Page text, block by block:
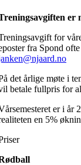
er
for
fra Spond
det årlige møte i
betale fullpris for
er i år
en 5%